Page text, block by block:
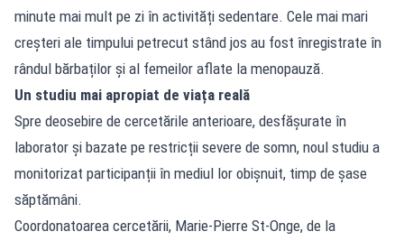
minute mai mult pe zi în activități sedentare. Cele mai mari
creșteri ale timpului petrecut stând jos au fost înregistrate în
rândul bărbaților și al femeilor aflate la menopauză.
Un studiu mai apropiat de viața reală
Spre deosebire de cercetările anterioare, desfășurate în
laborator și bazate pe restricții severe de somn, noul studiu a
monitorizat participanții în mediul lor obișnuit, timp de șase
săptămâni.
Coordonatoarea cercetării, Marie-Pierre St-Onge, de la